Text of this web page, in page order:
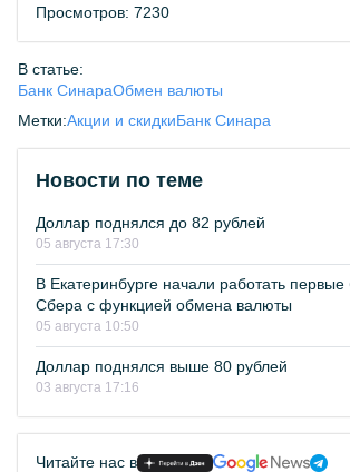
Просмотров: 7230
В статье:
Банк СинараОбмен валюты
Метки:Акции и скидкиБанк Синара
Новости по теме
Доллар поднялся до 82 рублей
05 августа 17:30
В Екатеринбурге начали работать
Сбера с функцией обмена валюты
05 августа 10:50
Доллар поднялся выше 80 рублей
03 августа 17:16
Читайте нас в